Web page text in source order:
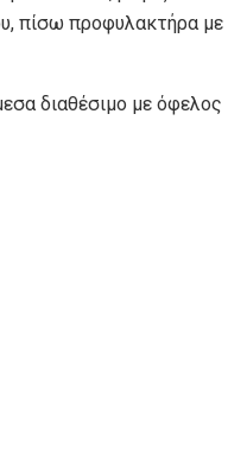
πίσω προφυλακτήρα με
διαθέσιμο με όφελος